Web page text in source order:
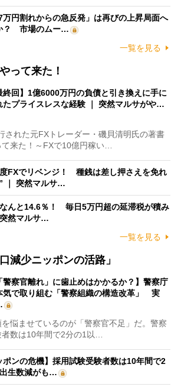
万円割れからの急反発」は再びの上昇局面へ
？ 市場のムー…
一覧を見る
って来た！
終回】1億6000万円の負債と引き換えに手に
たプライスレスな経験 ｜ 突然マルサがや…
れた元FXトレーダー・磯貝清明氏の著書
て来た！～FXで10億円稼い…
度FXでリベンジ！ 種銭は差し押さえを免れ
｜ 突然マルサ…
なんと14.6％！ 毎日5万円超の延滞税が積み
然マルサ…
一覧を見る
減少ニッポンの活路」
警察官離れ」に歯止めはかかるか？】警察庁
気で取り組む「警察組織の構造改革」 実
悩ませているのが「警察官不足」だ。警察
数は10年間で2分の1以…
ポンの危機】採用試験受験者数は10年間で2
生数減がも…